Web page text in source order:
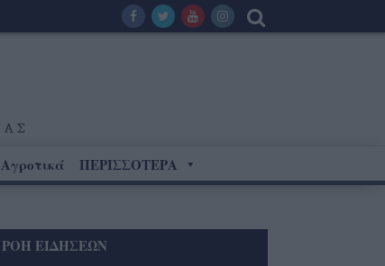
Αγροτικά ΠΕΡΙΣΣΟΤΕΡΑ
ΡΟΗ ΕΙΔΗΣΕΩΝ